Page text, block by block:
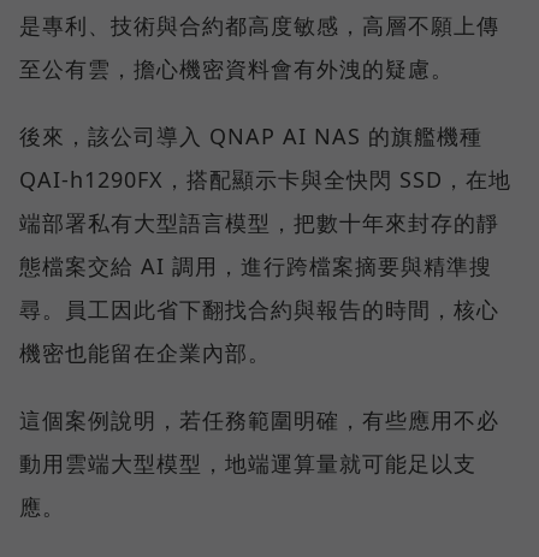
是專利、技術與合約都高度敏感，高層不願上傳
至公有雲，擔心機密資料會有外洩的疑慮。
後來，該公司導入 QNAP AI NAS 的旗艦機種
QAI-h1290FX，搭配顯示卡與全快閃 SSD，在地
端部署私有大型語言模型，把數十年來封存的靜
態檔案交給 AI 調用，進行跨檔案摘要與精準搜
尋。員工因此省下翻找合約與報告的時間，核心
機密也能留在企業內部。
這個案例說明，若任務範圍明確，有些應用不必
動用雲端大型模型，地端運算量就可能足以支
應。